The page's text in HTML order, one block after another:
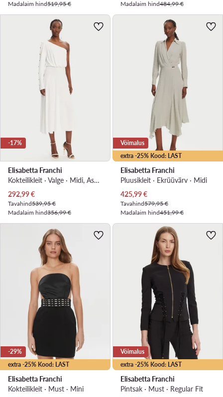
Madalaim hind519,95 €
Madalaim hind484,99 €
-17%
Elisabetta Franchi
Kokteilikleit · Valge · Midi, Asümmeetriline
Praegune hind
292,99€
Tavahind539,95 €
Madalaim hind356,99 €
extra -25% Kood: LAST
Võimalus
Elisabetta Franchi
Pluusikleit · Ekrüüvärv · Midi
Praegune hind
425,99€
Tavahind579,95 €
Madalaim hind451,99 €
extra -25% Kood: LAST
-29%
Elisabetta Franchi
Kokteilikleit · Must · Mini
extra -25% Kood: LAST
Võimalus
Elisabetta Franchi
Pintsak · Must · Regular Fit